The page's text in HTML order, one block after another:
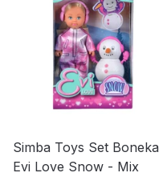
Simba Toys Set Boneka
Evi Love Snow - Mix